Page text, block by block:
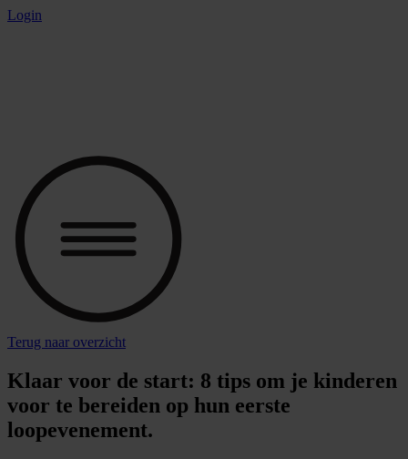
Spring
Login
Terug naar overzicht
Klaar voor de start: 8 tips om je kinderen
voor te bereiden op hun eerste
loopevenement.